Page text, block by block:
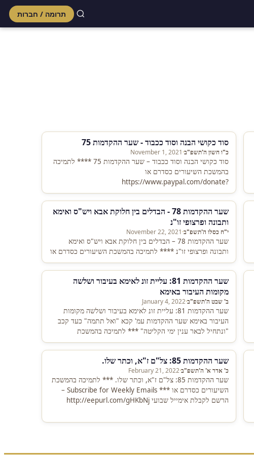
תרומה / חברות
סוד כקושי הבנה וסוד ככבוד - שער ההקדמות 75
כ"ו חשון ה'תשפ"ב·
November 1, 2021
סוד כקושי הבנה וסוד ככבוד – שער ההקדמות 75 **** לתמיכה
בהמשכת השיעורים כסדרם או
https://www.paypal.com/donate?
81qbr3L9uFaN6HSqllC7SiK
שער ההקדמות 78 - הבדלים בין חלוקת אבא ויש"ס ואימא
ותבונה ופרצופי זו"נ
י"ח כסלו ה'תשפ"ב·
November 22, 2021
שער ההקדמות 78 – הבדלים בין חלוקת אבא ויש"ס ואימא
ותבונה ופרצופי זו"נ **** לתמיכה בהמשכת השיעורים כסדרם או
שער ההקדמות 81: עליית זונ לאימא בעיבור ושלשה
מקומות העיבור באימא
ב' שבט ה'תשפ"ב·
January 4, 2022
שער ההקדמות 81: עליית זונ לאימא בעיבור ושלשה מקומות
העיבור באימא שער ההקדמות עמ' קכא "ואל תתמה" כעד קכב
"ונתחיל לבאר ענין ימי הקליטה" *** לתמיכה בהמשכת
השיעורים…
שער ההקדמות 85: צל"ם ז"א, וכתר שלו.
כ' אדר א' ה'תשפ"ב·
February 21, 2022
שער ההקדמות 85: צל"ם ז"א, וכתר שלו. *** לתמיכה בהמשכת
השיעורים כסדרם או *** Subscribe for Weekly Emails –
הרשם לקבלת אימייל שבועי http://eepurl.com/gHKbNj